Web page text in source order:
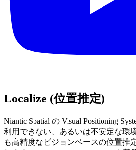
Localize (位置推定)
Niantic Spatial の Visual Positioning
利用できない、あるいは不安定な環
も高精度なビジョンベースの位置推